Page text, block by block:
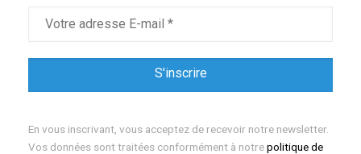
En vous inscrivant, vous acceptez de recevoir notre newsletter.
Vos données sont traitées conformément à notrepolitique de